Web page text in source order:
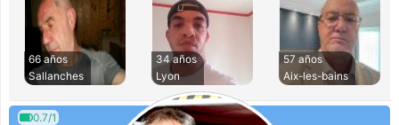
66 años
Sallanches
34 años
Lyon
57 años
Aix-les-bains
0.7/1